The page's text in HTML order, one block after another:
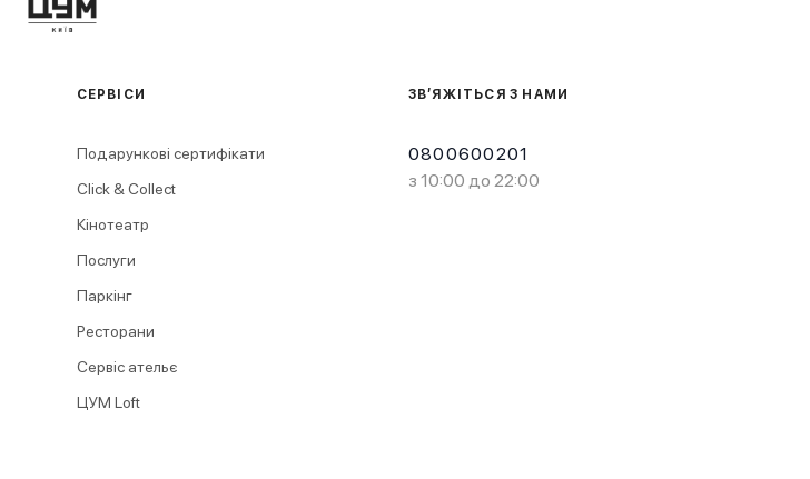
ЗВ’ЯЖІТЬСЯ З НАМИ
0800600201
з 10:00 до 22:00
СЕРВІСИ
Подарункові сертифікати
Click & Collect
Кінотеатр
Послуги
Паркінг
Ресторани
Сервіс ательє
ЦУМ Loft